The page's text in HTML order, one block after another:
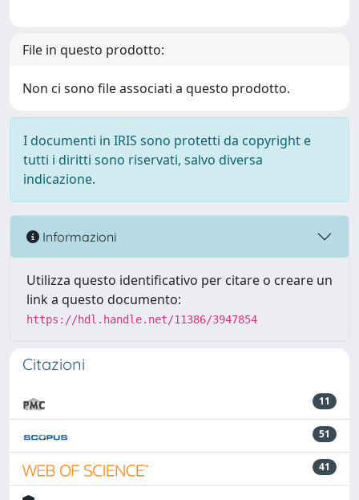
File in questo prodotto:
Non ci sono file associati a questo prodotto.
I documenti in IRIS sono protetti da copyright e
tutti i diritti sono riservati, salvo diversa
indicazione.
Informazioni
Utilizza questo identificativo per citare o creare un
link a questo documento:
https://hdl.handle.net/11386/3947854
Citazioni
11
51
41